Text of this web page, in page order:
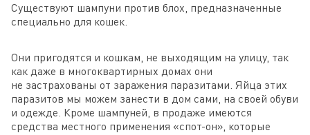
Существуют шампуни против блох, предназначенные
специально для кошек.
Они пригодятся и кошкам, не выходящим на улицу, так
как даже в многоквартирных домах они
не застрахованы от заражения паразитами. Яйца этих
паразитов мы можем занести в дом сами, на своей обуви
и одежде. Кроме шампуней, в продаже имеются
средства местного применения «спот-он», которые